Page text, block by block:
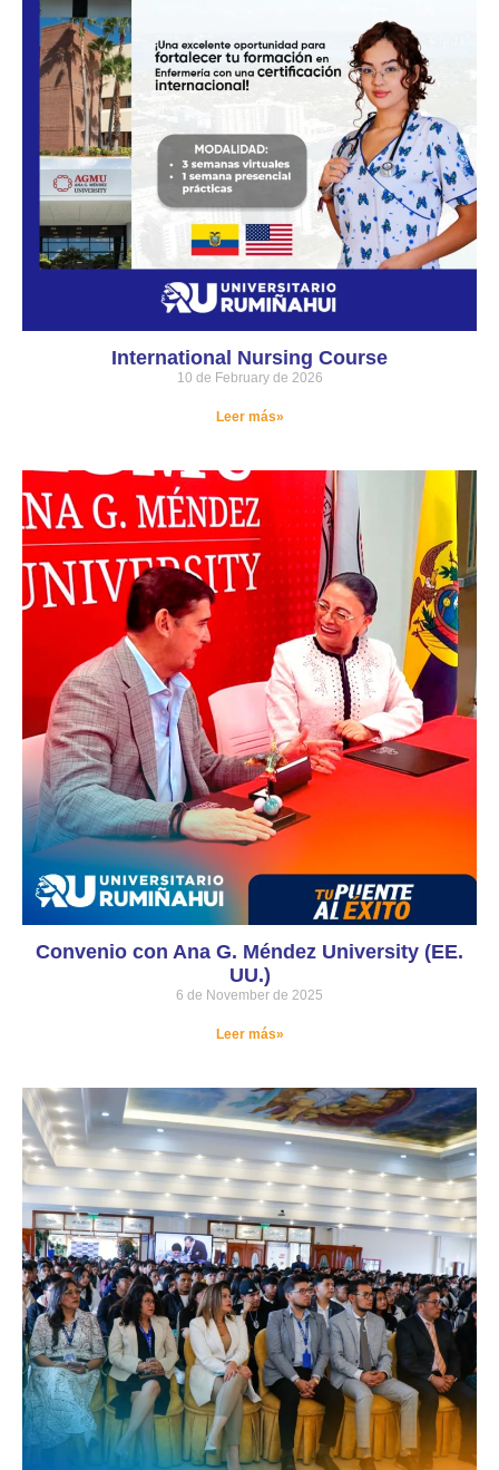
International Nursing Course
10 de February de 2026
Leer más»
Convenio con Ana G. Méndez University (EE.
UU.)
6 de November de 2025
Leer más»